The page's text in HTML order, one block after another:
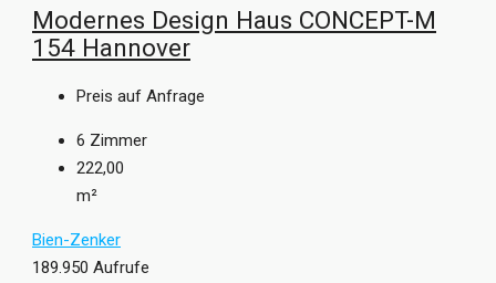
Modernes Design Haus CONCEPT-M
154 Hannover
Preis auf Anfrage
6 Zimmer
222,00
m²
Bien-Zenker
189.950 Aufrufe